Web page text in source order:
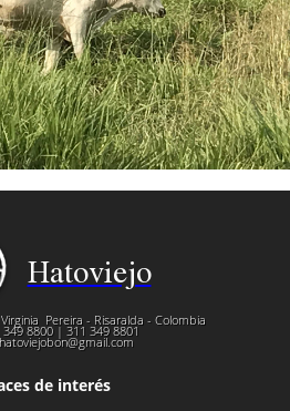
Hatoviejo
Pereira - Risaralda - Colombia
8800 | 311 349 8801
hatoviejobon@gmail.com
de interés